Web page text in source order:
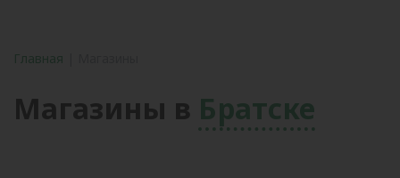
Главная
Магазины в Братске